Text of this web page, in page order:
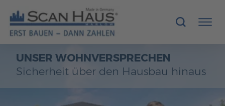
MUSTERHÄUSER
UNSER WOHNVERSPRECHEN
Sicherheit über den Hausbau hinaus